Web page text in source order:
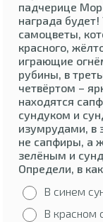
падчерице
награда
самоцветы,
красного,
играющие
рубины, в
четвёртом –
находятся
сундуком и
изумрудами, в
не сапфиры, а
зелёным и
Определи, в
В синем
В красном